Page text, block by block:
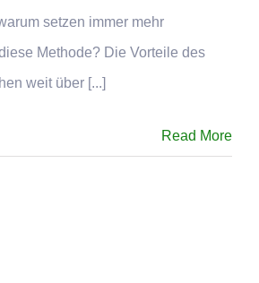
setzen immer mehr
Methode? Die Vorteile des
weit über [...]
Read More